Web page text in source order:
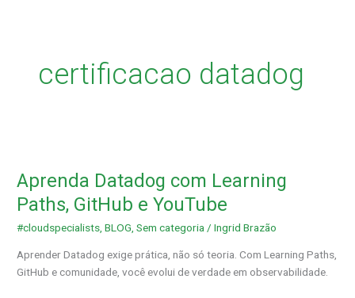
certificacao datadog
Aprenda Datadog com Learning
Paths, GitHub e YouTube
#cloudspecialists ,BLOG ,Sem categoria /Ingrid Brazão
Aprender Datadog exige prática, não só teoria. Com Learning Paths,
GitHub e comunidade, você evolui de verdade em observabilidade.
com
Learning
Paths,
GitHub
YouTube